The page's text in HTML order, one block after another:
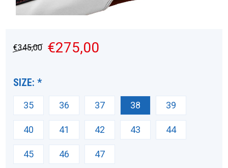
€345,00 €275,00
SIZE:*
35 36 37 38 39
40 41 42 43 44
45 46 47